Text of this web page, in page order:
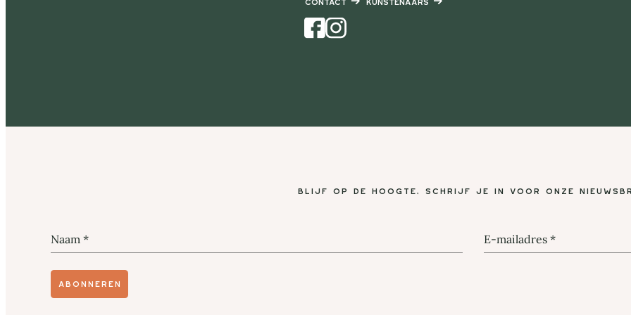
Contact
Facebook Instagram
Kunstenaars
Blijf op de hoogte, schrijf je in voor onze
Naam * E-mailadres *
Abonneren